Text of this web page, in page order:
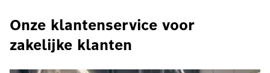
Onze klantenservice voor
zakelijke klanten